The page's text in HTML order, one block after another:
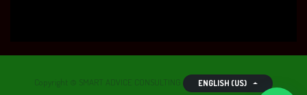
Copyright © SMART ADVICE CONSULTING ENGLISH (US)